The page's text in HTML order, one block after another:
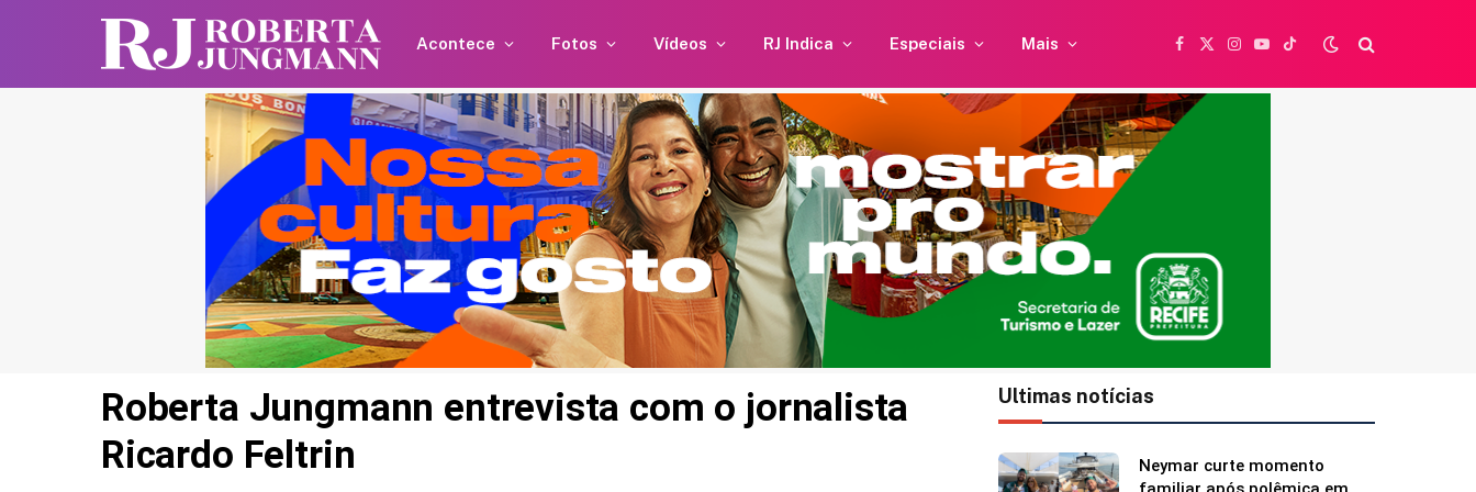
Acontece Fotos Vídeos RJ Indica Especiais Mais
Facebook
X
Instagram
YouTubeTikTok
Roberta Jungmann entrevista com o jornalista
Ricardo Feltrin
Ultimas notícias
Gabriel Medina e Isabella
Shawn Mendes faz